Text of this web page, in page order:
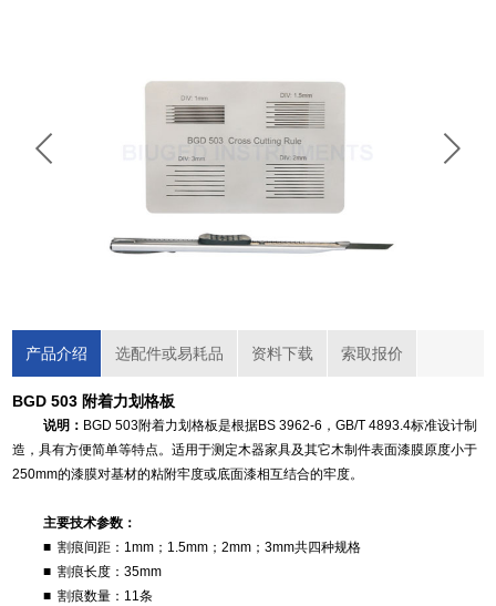
产品介绍 选配件或易耗品 资料下载 索取报价
BGD 503 附着力划格板
说明： BGD 503附着力划格板是根据BS 3962-6，GB/T 4893.4标准设计制
造，具有方便简单等特点。适用于测定木器家具及其它木制件表面漆膜原度小于
250mm的漆膜对基材的粘附牢度或底面漆相互结合的牢度。
主要技术参数：
■ 割痕间距：1mm；1.5mm；2mm；3mm共四种规格
■ 割痕长度：35mm
■ 割痕数量：11条